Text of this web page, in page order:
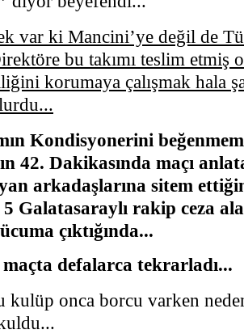
var ki Mancini’ye değil de
bu takımı teslim etmiş
korumaya çalışmak hala
Kondisyonerini
42. Dakikasında maçı
arkadaşlarına sitem
Galatasaraylı rakip ceza
çıktığında...
defalarca tekrarladı...
kulüp onca borcu varken